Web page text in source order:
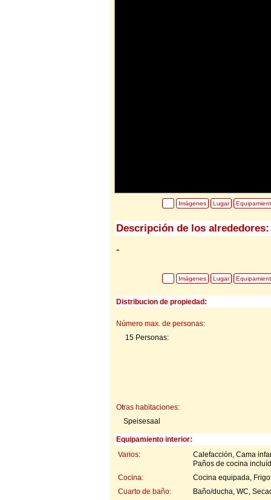
Imágenes Lugar
Descripción de los alrededores:
-
Imágenes Lugar
Distribucion de propiedad:
Número max. de personas:
15 Personas:
Otras habitaciones:
Speisesaal
Equipamiento interior:
Varios:
Calefacción, Cama
Paños de cocina
Cocina:
Cocina equipada,
Cuarto de baño:
Baño/ducha, WC,